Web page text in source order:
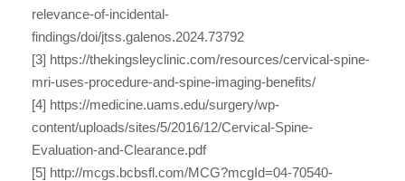
relevance-of-incidental-
findings/doi/jtss.galenos.2024.73792
[3] https://thekingsleyclinic.com/resources/cervical-spine-
mri-uses-procedure-and-spine-imaging-benefits/
[4] https://medicine.uams.edu/surgery/wp-
content/uploads/sites/5/2016/12/Cervical-Spine-
Evaluation-and-Clearance.pdf
[5] http://mcgs.bcbsfl.com/MCG?mcgId=04-70540-